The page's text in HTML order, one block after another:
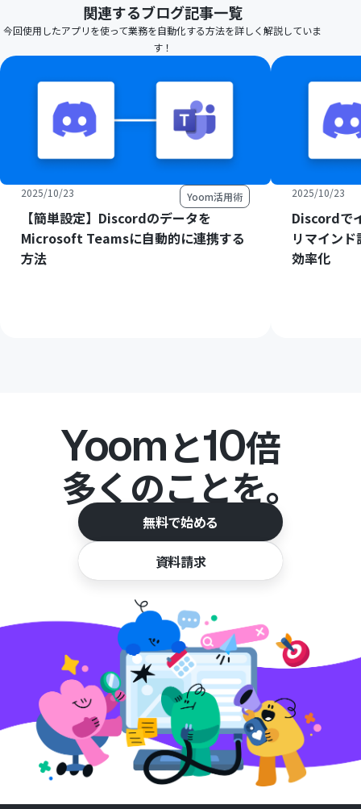
関連するブログ記事一覧
今回使用したアプリを使って業務を自動化する方法を詳しく解説していま
す！
2025/10/23 Yoom活用術
【簡単設定】Discordのデータを
Microsoft Teamsに自動的に連携する
方法
2025/10/23
Discordで
リマイン
効率化
Yoomと10倍
多くのことを。
無料で始める
資料請求